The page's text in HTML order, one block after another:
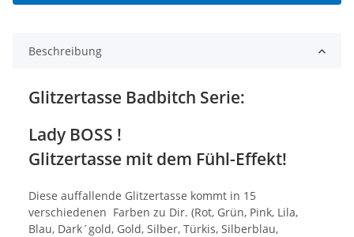
Beschreibung
Glitzertasse Badbitch Serie:
Lady BOSS !
Glitzertasse mit dem Fühl-Effekt!
Diese auffallende Glitzertasse kommt in 15
verschiedenen Farben zu Dir. (Rot, Grün, Pink, Lila,
Blau, Dark´gold, Gold, Silber, Türkis, Silberblau,